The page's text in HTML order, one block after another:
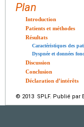
Plan
Introduction
Patients et méthodes
Résultats
Caractéristiques des
Dyspnée et données
Discussion
Conclusion
Déclaration d’intérêts
© 2013 SPLF. Publié par